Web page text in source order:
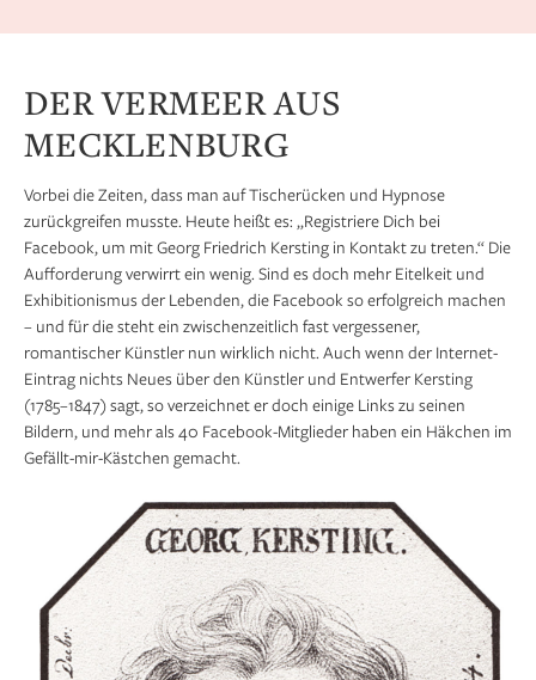
DER VERMEER AUS
MECKLENBURG
Vorbei die Zeiten, dass man auf Tischerücken und Hypnose
zurückgreifen musste. Heute heißt es: „Registriere Dich bei
Facebook, um mit Georg Friedrich Kersting in Kontakt zu treten.“ Die
Aufforderung verwirrt ein wenig. Sind es doch mehr Eitelkeit und
Exhibitionismus der Lebenden, die Facebook so erfolgreich machen
– und für die steht ein zwischenzeitlich fast vergessener,
romantischer Künstler nun wirklich nicht. Auch wenn der Internet-
Eintrag nichts Neues über den Künstler und Entwerfer Kersting
(1785–1847) sagt, so verzeichnet er doch einige Links zu seinen
Bildern, und mehr als 40 Facebook-Mitglieder haben ein Häkchen im
Gefällt-mir-Kästchen gemacht.